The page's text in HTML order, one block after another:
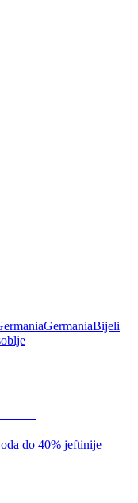
GermaniaBijeli
do 40% jeftinije